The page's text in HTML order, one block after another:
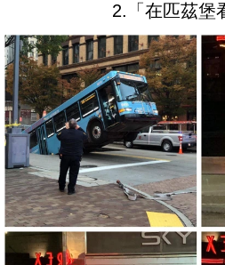
2.「在匹茲堡